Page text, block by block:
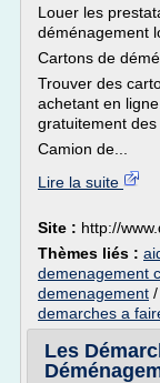
Louer les
déménagement
Cartons de
Trouver des
achetant en
gratuitement des
Camion de...
Lire la suite
Site : http://
Thèmes liés :
demenagement
demenagement /
demarches a
Les